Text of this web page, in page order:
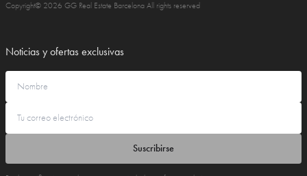
Copyright© 2026 GG Real Estate Barcelona All rights reserved
Noticias y ofertas exclusivas
Suscribirse